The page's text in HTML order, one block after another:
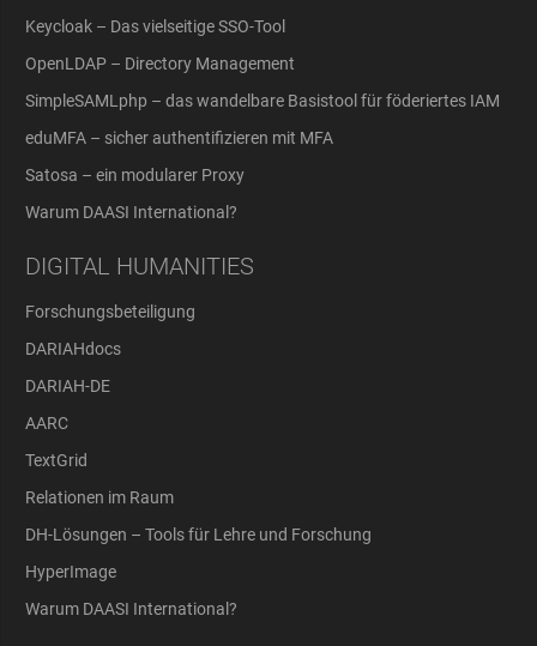
Keycloak – Das vielseitige SSO-Tool
OpenLDAP – Directory Management
SimpleSAMLphp – das wandelbare Basistool für föderiertes IAM
eduMFA – sicher authentifizieren mit MFA
Satosa – ein modularer Proxy
Warum DAASI International?
DIGITAL HUMANITIES
Forschungsbeteiligung
DARIAHdocs
DARIAH-DE
AARC
TextGrid
Relationen im Raum
DH-Lösungen – Tools für Lehre und Forschung
HyperImage
Warum DAASI International?